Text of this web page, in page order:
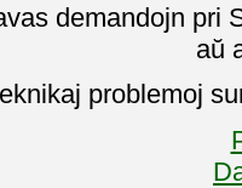
demandojn pri
aŭ
problemoj